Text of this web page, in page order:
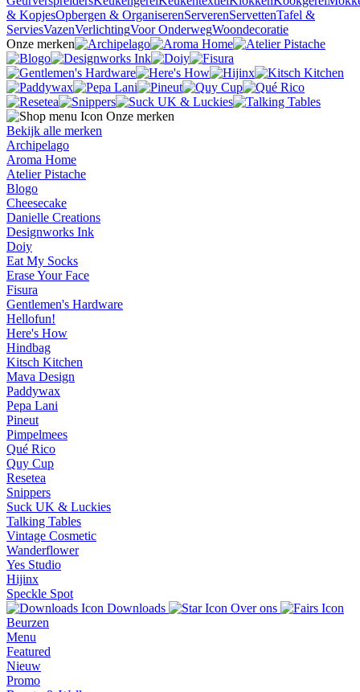
& KopjesOpbergen & OrganiserenServerenServettenTafel &
ServiesVazenVerlichtingVoor OnderwegWoondecoratie
Onze merken
Onze merken
Bekijk alle merken
Archipelago
Aroma Home
Atelier Pistache
Blogo
Cheesecake
Danielle Creations
Designworks Ink
Doiy
Eat My Socks
Erase Your Face
Fisura
Gentlemen's Hardware
Hellofun!
Here's How
Hindbag
Kitsch Kitchen
Mava Design
Paddywax
Pepa Lani
Pineut
Pimpelmees
Qué Rico
Quy Cup
Resetea
Snippers
Suck UK & Luckies
Talking Tables
Vintage Cosmetic
Wanderflower
Yes Studio
Hijinx
Speckle Spot
Downloads
Over ons
Beurzen
Menu
Featured
Nieuw
Promo